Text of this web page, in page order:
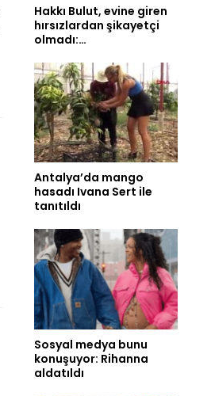
Hakkı Bulut, evine giren
hırsızlardan şikayetçi
olmadı:…
Antalya’da mango
hasadı Ivana Sert ile
tanıtıldı
Sosyal medya bunu
konuşuyor: Rihanna
aldatıldı